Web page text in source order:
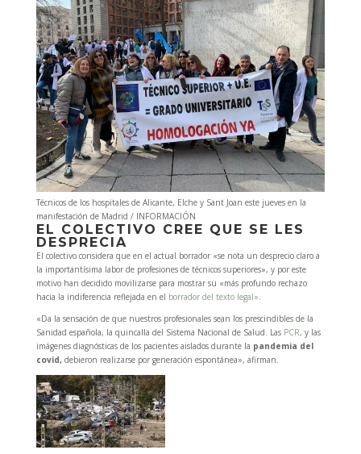
Técnicos de los hospitales de Alicante, Elche y Sant Joan este jueves en la
manifestación de Madrid / INFORMACIÓN
EL COLECTIVO CREE QUE SE LES
DESPRECIA
El colectivo considera que en el actual borrador «se nota un desprecio claro a
la importantísima labor de profesiones de técnicos superiores», y por este
motivo han decidido movilizarse para mostrar su «más profundo rechazo
hacia la indiferencia reflejada en el borrador del texto legal»
«Da la sensación de que nuestros profesionales sean los prescindibles de la
Sanidad española, la quincalla del Sistema Nacional de Salud. Las PCR, y las
imágenes diagnósticas de los pacientes aislados durante la pandemia del
covid, debieron realizarse por generación espontánea», afirman.